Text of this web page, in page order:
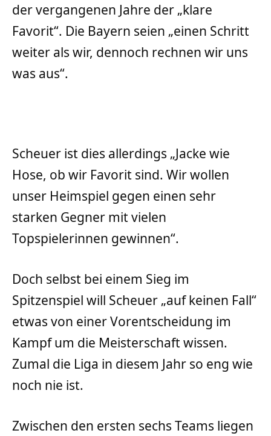
der vergangenen Jahre der „klare
Favorit“. Die Bayern seien „einen Schritt
weiter als wir, dennoch rechnen wir uns
was aus“.
Scheuer ist dies allerdings „Jacke wie
Hose, ob wir Favorit sind. Wir wollen
unser Heimspiel gegen einen sehr
starken Gegner mit vielen
Topspielerinnen gewinnen“.
Doch selbst bei einem Sieg im
Spitzenspiel will Scheuer „auf keinen Fall“
etwas von einer Vorentscheidung im
Kampf um die Meisterschaft wissen.
Zumal die Liga in diesem Jahr so eng wie
noch nie ist.
Zwischen den ersten sechs Teams liegen